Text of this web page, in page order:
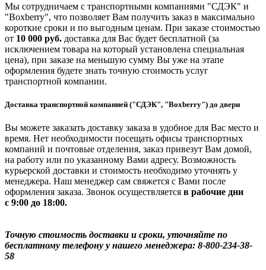
Мы сотрудничаем с транспортными компаниями "СДЭК" и
"Boxberry", что позволяет Вам получить заказ в максимально
короткие сроки и по выгодным ценам. При заказе стоимостью
от 10 000 руб. доставка для Вас будет бесплатной (за
исключением товара на который установлена специальная
цена), при заказе на меньшую сумму Вы уже на этапе
оформления будете знать точную стоимость услуг
транспортной компании.
Доставка транспортной компанией ("СДЭК", "Boxberry") до двери
Вы можете заказать доставку заказа в удобное для Вас место и
время. Нет необходимости посещать офисы транспортных
компаний и почтовые отделения, заказ привезут Вам домой,
на работу или по указанному Вами адресу. Возможность
курьерской доставки и стоимость необходимо уточнять у
менеджера. Наш менеджер сам свяжется с Вами после
оформления заказа. Звонок осуществляется в рабочие дни
с 9:00 до 18:00.
Точную стоимость доставки и сроки, уточняйте по
бесплатному телефону у нашего менеджера: 8-800-234-38-
58